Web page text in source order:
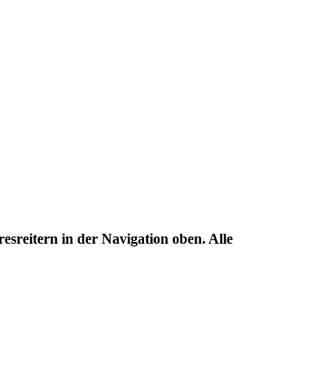
in der Navigation oben. Alle